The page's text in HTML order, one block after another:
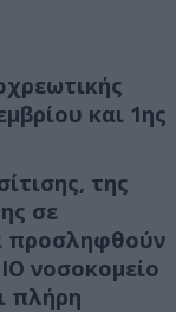
και 1ης
της
σε
προσληφθούν
νοσοκομείο
πλήρη